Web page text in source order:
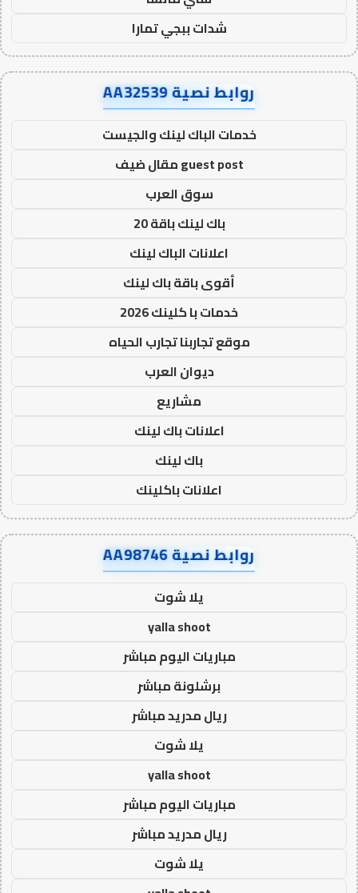
شدات ببجي تمارا
روابط نصية AA32539
خدمات الباك لينك والجيست
guest post مقال ضيف
سوق العرب
باك لينك باقة 20
اعلانات الباك لينك
أقوى باقة باك لينك
خدمات با كلينك 2026
موقع تجاربنا تجارب الحياه
ديوان العرب
مشاريع
اعلانات باك لينك
باك لينك
اعلانات باكلينك
روابط نصية AA98746
يلا شوت
yalla shoot
مباريات اليوم مباشر
برشلونة مباشر
ريال مدريد مباشر
يلا شوت
yalla shoot
مباريات اليوم مباشر
ريال مدريد مباشر
يلا شوت